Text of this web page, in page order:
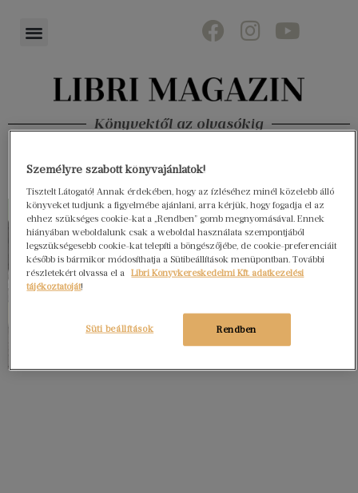
Könyvektől az olvasókig
Személyre szabott könyvajánlatok!
Tisztelt Látogató! Annak érdekében, hogy az ízléséhez minél közelebb álló
könyveket tudjunk a figyelmébe ajánlani, arra kérjük, hogy fogadja el az
ehhez szükséges cookie-kat a „Rendben” gomb megnyomásával. Ennek
hiányában weboldalunk csak a weboldal használata szempontjából
legszükségesebb cookie-kat telepíti a böngészőjébe, de cookie-preferenciáit
később is bármikor módosíthatja a Sütibeállítások menüpontban. További
részletekért olvassa el a
Libri Könyvkereskedelmi Kft. adatkezelési
tájékoztatóját!
Rendben
Süti beállítások